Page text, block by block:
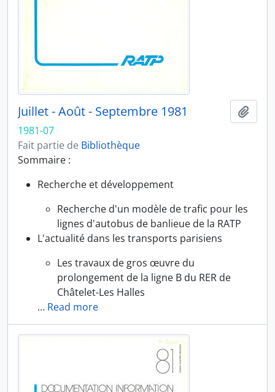
Juillet - Août - Septembre 1981
1981-07
Fait partie de Bibliothèque
Sommaire :
Recherche et développement
Recherche d'un modèle de trafic pour les
lignes d'autobus de banlieue de la RATP
L'actualité dans les transports parisiens
Les travaux de gros œuvre du
prolongement de la ligne B du RER de
Châtelet-Les Halles
… Read more